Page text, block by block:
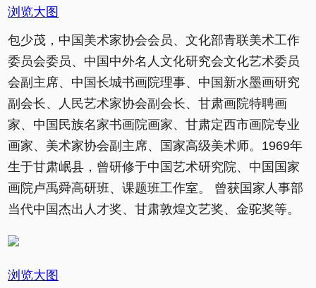
浏览大图
包少茂，中国美术家协会会员、文化部青联美术工作
委员会委员、中国中外名人文化研究会文化艺术委员
会副主席、中国长城书画院理事、中国新水墨画研究
副会长、人民艺术家协会副会长、甘肃画院特聘画
家、中国民族名家书画院画家、甘肃定西市画院专业
画家、美术家协会副主席、国家高级美术师。1969年
生于甘肃岷县，曾研修于中国艺术研究院、中国国家
画院卢禹舜高研班、课题班工作室。 曾获国家人事部
当代中国杰出人才奖、甘肃敦煌文艺奖、金驼奖等。
浏览大图